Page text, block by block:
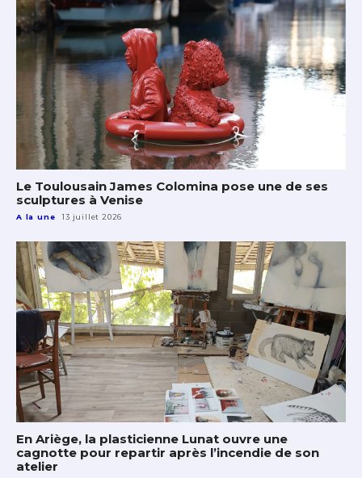
Le Toulousain James Colomina pose une de ses
sculptures à Venise
A la une 13 juillet 2026
En Ariège, la plasticienne Lunat ouvre une
cagnotte pour repartir après l’incendie de son
atelier